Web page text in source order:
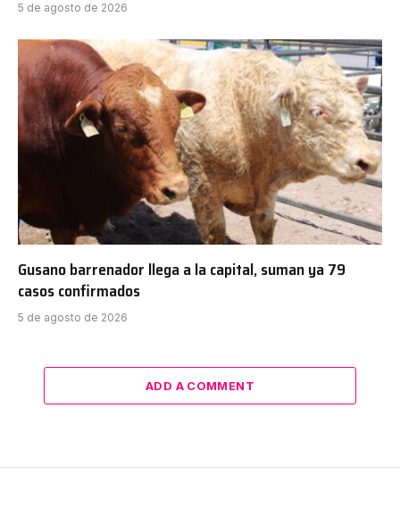
5 de agosto de 2026
Gusano barrenador llega a la capital, suman ya 79
casos confirmados
5 de agosto de 2026
ADD A COMMENT